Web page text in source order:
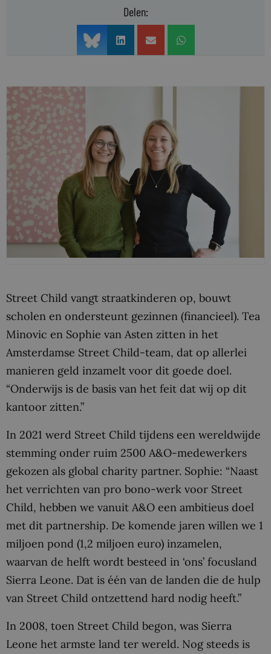
Delen:
Street Child vangt straatkinderen op, bouwt
scholen en ondersteunt gezinnen (financieel). Tea
Minovic en Sophie van Asten zitten in het
Amsterdamse Street Child-team, dat op allerlei
manieren geld inzamelt voor dit goede doel.
“Onderwijs is de basis van het feit dat wij op dit
kantoor zitten.”
In 2021 werd Street Child tijdens een wereldwijde
stemming onder ruim 2500 A&O-medewerkers
gekozen als global charity partner. Sophie: “Naast
het verrichten van pro bono-werk voor Street
Child, hebben we vanuit A&O een ambitieus doel
met dit partnership. De komende jaren willen we 1
miljoen pond (1,2 miljoen euro) inzamelen,
waarvan de helft wordt besteed in ‘ons’ focusland
Sierra Leone. Dat is één van de landen die de hulp
van Street Child ontzettend hard nodig heeft.”
In 2008, toen Street Child begon, was Sierra
Leone het armste land ter wereld. Nog steeds is